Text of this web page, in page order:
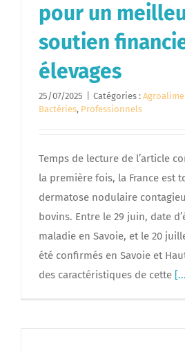
pour un
soutien
élevages
25/07/2025 Catégories :
Bactéries, Professionnels
Temps de lecture de l’article
la première fois, la France est
dermatose nodulaire
bovins. Entre le 29 juin, date
maladie en Savoie, et le 20
été confirmés en Savoie et
des caractéristiques de cette